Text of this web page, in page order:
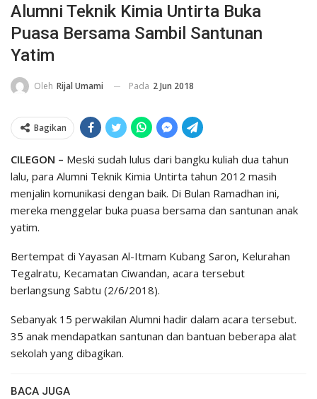
Alumni Teknik Kimia Untirta Buka
Puasa Bersama Sambil Santunan
Yatim
Oleh Rijal Umami Pada 2 Jun 2018
Bagikan
CILEGON – Meski sudah lulus dari bangku kuliah dua tahun
lalu, para Alumni Teknik Kimia Untirta tahun 2012 masih
menjalin komunikasi dengan baik. Di Bulan Ramadhan ini,
mereka menggelar buka puasa bersama dan santunan anak
yatim.
Bertempat di Yayasan Al-Itmam Kubang Saron, Kelurahan
Tegalratu, Kecamatan Ciwandan, acara tersebut
berlangsung Sabtu (2/6/2018).
Sebanyak 15 perwakilan Alumni hadir dalam acara tersebut.
35 anak mendapatkan santunan dan bantuan beberapa alat
sekolah yang dibagikan.
BACA JUGA